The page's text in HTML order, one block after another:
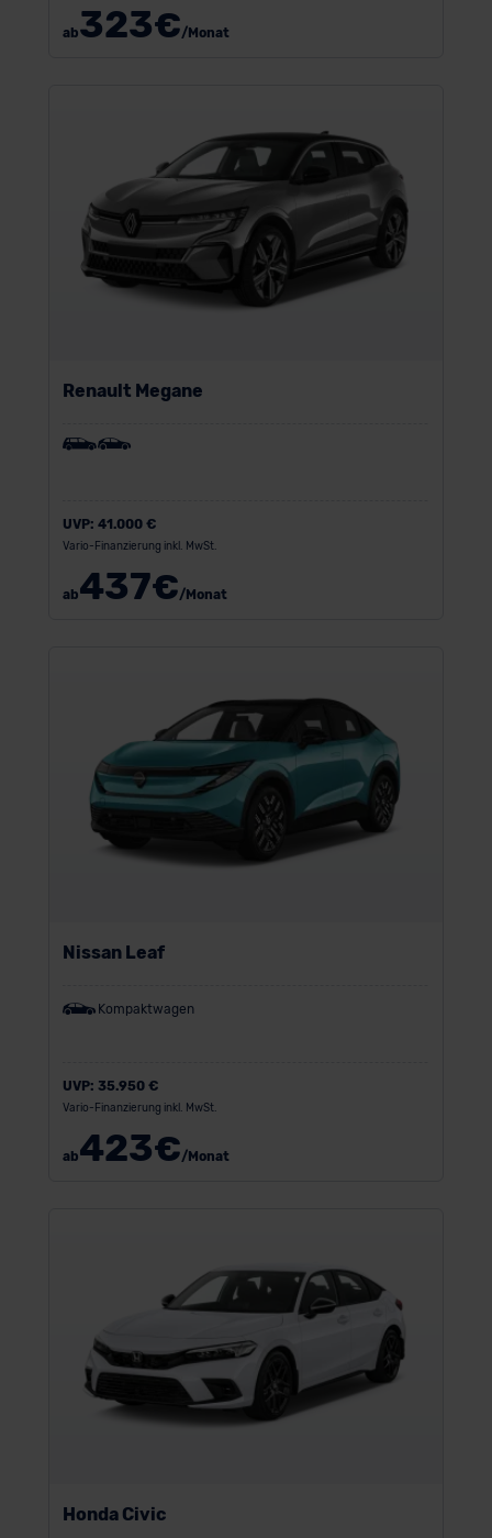
ab323€/Monat
Renault Megane
UVP: 41.000 €
Vario-Finanzierung inkl. MwSt.
ab437€/Monat
Nissan Leaf
Kompaktwagen
UVP: 35.950 €
Vario-Finanzierung inkl. MwSt.
ab423€/Monat
Honda Civic